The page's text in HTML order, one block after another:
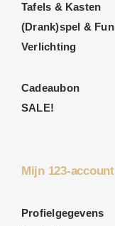
Tafels & Kasten
(Drank)spel & Fun
Verlichting
Cadeaubon
SALE!
Mijn 123-account
Profielgegevens